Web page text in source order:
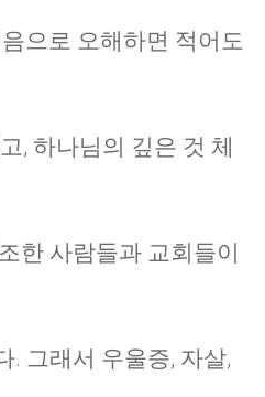
으로 오해하면 적어도
, 하나님의 깊은 것 체
한 사람들과 교회들이
그래서 우울증, 자살,